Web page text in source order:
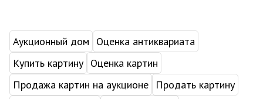
Аукционный дом
Оценка антиквариата
Купить картину Оценка картин
Продажа картин на аукционе
Продать картину